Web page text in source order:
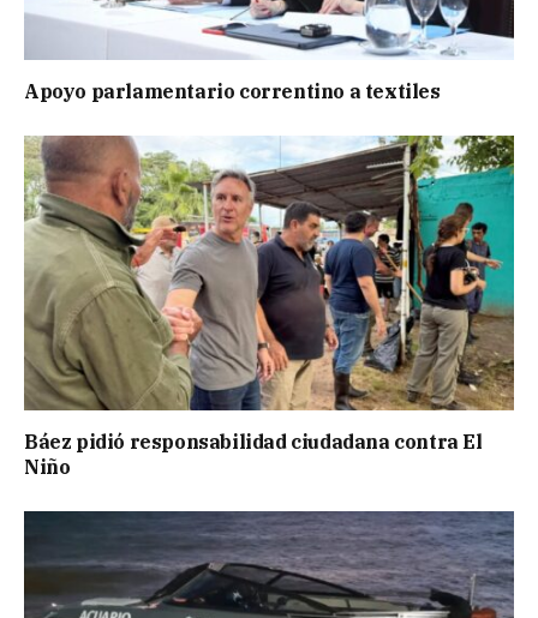
Apoyo parlamentario correntino a textiles
Báez pidió responsabilidad ciudadana contra El
Niño